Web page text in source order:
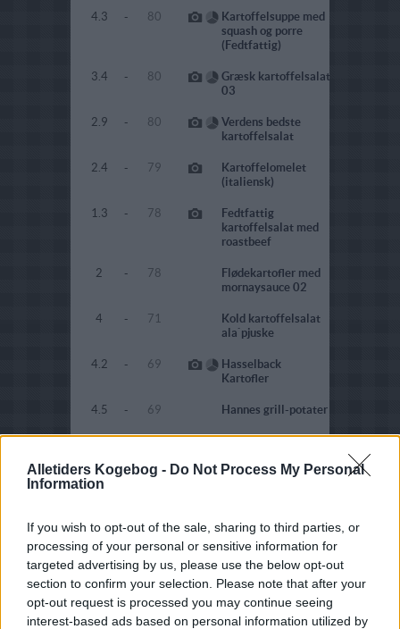
Alletiders Kogebog - Do Not Process My Personal
Information
If you wish to opt-out of the sale, sharing to third parties, or
processing of your personal or sensitive information for
targeted advertising by us, please use the below opt-out
section to confirm your selection. Please note that after your
opt-out request is processed you may continue seeing
interest-based ads based on personal information utilized by
4.3 - 80
Kartoffelsuppe med
squash og porre
(Fedtfattig)
3.4 - 80
Græsk kartoffelsalat
03
2.9 - 80
Verdens bedste
kartoffelsalat
2.4 - 79
Kartoffelomelet
(italiensk)
1.3 - 78
Fedtfattig
kartoffelsalat med
roastbeef
2 - 78
Flødekartofler med
mornaysauce 02
4 - 71
Kold kartoffelsalat
ala`pjuske
4.2 - 69
Hasselback
Kartofler
4.5 - 69 Hannes grill-potater
4.1 - 68
Amerikansk
2.3
4.7 - 64
Kartoffelsalat med
cremet dressing
4.6
Kartoffelpandekage
(tjekkisk) Også
kaldet Cmunda eller
Bramborák